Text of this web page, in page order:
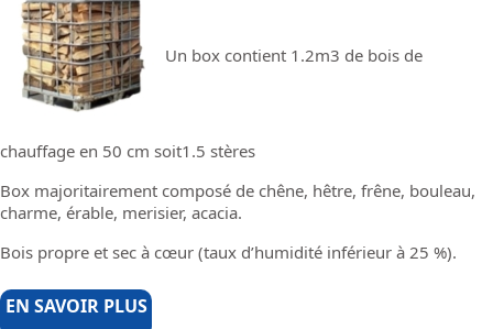
Un box contient 1.2m3 de bois de
chauffage en 50 cm soit1.5 stères
Box majoritairement composé de chêne, hêtre, frêne, bouleau,
charme, érable, merisier, acacia.
Bois propre et sec à cœur (taux d’humidité inférieur à 25 %).
EN SAVOIR PLUS